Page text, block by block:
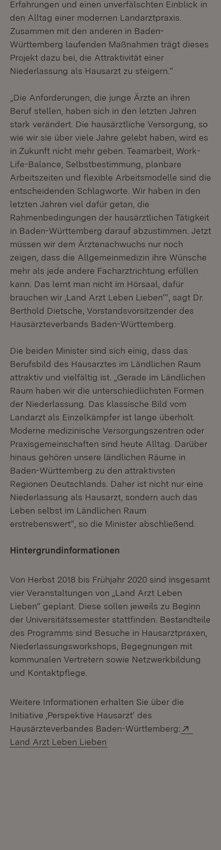
Erfahrungen und einen unverfälschten Einblick in
den Alltag einer modernen Landarztpraxis.
Zusammen mit den anderen in Baden-
Württemberg laufenden Maßnahmen trägt dieses
Projekt dazu bei, die Attraktivität einer
Niederlassung als Hausarzt zu steigern.“
„Die Anforderungen, die junge Ärzte an ihren
Beruf stellen, haben sich in den letzten Jahren
stark verändert. Die hausärztliche Versorgung, so
wie wir sie über viele Jahre gelebt haben, wird es
in Zukunft nicht mehr geben. Teamarbeit, Work-
Life-Balance, Selbstbestimmung, planbare
Arbeitszeiten und flexible Arbeitsmodelle sind die
entscheidenden Schlagworte. Wir haben in den
letzten Jahren viel dafür getan, die
Rahmenbedingungen der hausärztlichen Tätigkeit
in Baden-Württemberg darauf abzustimmen. Jetzt
müssen wir dem Ärztenachwuchs nur noch
zeigen, dass die Allgemeinmedizin ihre Wünsche
mehr als jede andere Facharztrichtung erfüllen
kann. Das lernt man nicht im Hörsaal, dafür
brauchen wir ‚Land Arzt Leben Lieben‘“, sagt Dr.
Berthold Dietsche, Vorstandsvorsitzender des
Hausärzteverbands Baden-Württemberg.
Die beiden Minister sind sich einig, dass das
Berufsbild des Hausarztes im Ländlichen Raum
attraktiv und vielfältig ist. „Gerade im Ländlichen
Raum haben wir die unterschiedlichsten Formen
der Niederlassung. Das klassische Bild vom
Landarzt als Einzelkämpfer ist lange überholt.
Moderne medizinische Versorgungszentren oder
Praxisgemeinschaften sind heute Alltag. Darüber
hinaus gehören unsere ländlichen Räume in
Baden-Württemberg zu den attraktivsten
Regionen Deutschlands. Daher ist nicht nur eine
Niederlassung als Hausarzt, sondern auch das
Leben selbst im Ländlichen Raum
erstrebenswert“, so die Minister abschließend.
Hintergrundinformationen
Von Herbst 2018 bis Frühjahr 2020 sind insgesamt
vier Veranstaltungen von „Land Arzt Leben
Lieben“ geplant. Diese sollen jeweils zu Beginn
der Universitätssemester stattfinden. Bestandteile
des Programms sind Besuche in Hausarztpraxen,
Niederlassungsworkshops, Begegnungen mit
kommunalen Vertretern sowie Netzwerkbildung
und Kontaktpflege.
Weitere Informationen erhalten Sie über die
Initiative ‚Perspektive Hausarzt‘ des
Hausärzteverbandes Baden-Württemberg:
Land Arzt Leben Lieben